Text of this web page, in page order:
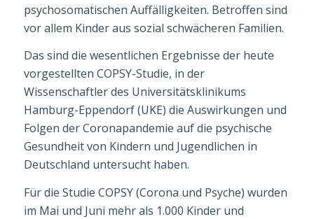
psychosomatischen Auffälligkeiten. Betroffen sind
vor allem Kinder aus sozial schwächeren Familien.
Das sind die wesentlichen Ergebnisse der heute
vorgestellten COPSY-Studie, in der
Wissenschaftler des Universitätsklinikums
Hamburg-Eppendorf (UKE) die Auswirkungen und
Folgen der Coronapandemie auf die psychische
Gesundheit von Kindern und Jugend­lichen in
Deutschland untersucht haben.
Für die Studie COPSY (Corona und Psyche) wurden
im Mai und Juni mehr als 1.000 Kinder und